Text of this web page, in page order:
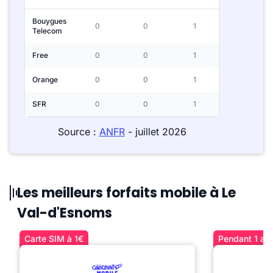
Bouygues
Telecom
0 0 1
Free 0 0 1
Orange 0 0 1
SFR 0 0 1
Source : ANFR- juillet 2026
Les meilleurs forfaits mobile à Le
Val-d'Esnoms
Carte SIM à 1€ Pendant 1